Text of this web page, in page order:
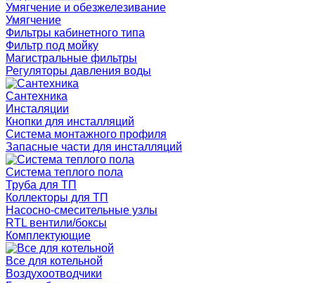
Умягчение и обезжелезивание
Умягчение
Фильтры кабинетного типа
Фильтр под мойку
Магистральные фильтры
Регуляторы давления воды
Сантехника
Инсталяции
Кнопки для инсталляций
Система монтажного профиля
Запасные части для инсталляций
Система теплого пола
Труба для ТП
Коллекторы для ТП
Насосно-смесительные узлы
RTL вентили/боксы
Комплектующие
Все для котельной
Воздухоотводчики